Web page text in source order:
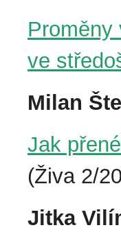
ve
Milan
Jak
(Živa 2/
Jitka